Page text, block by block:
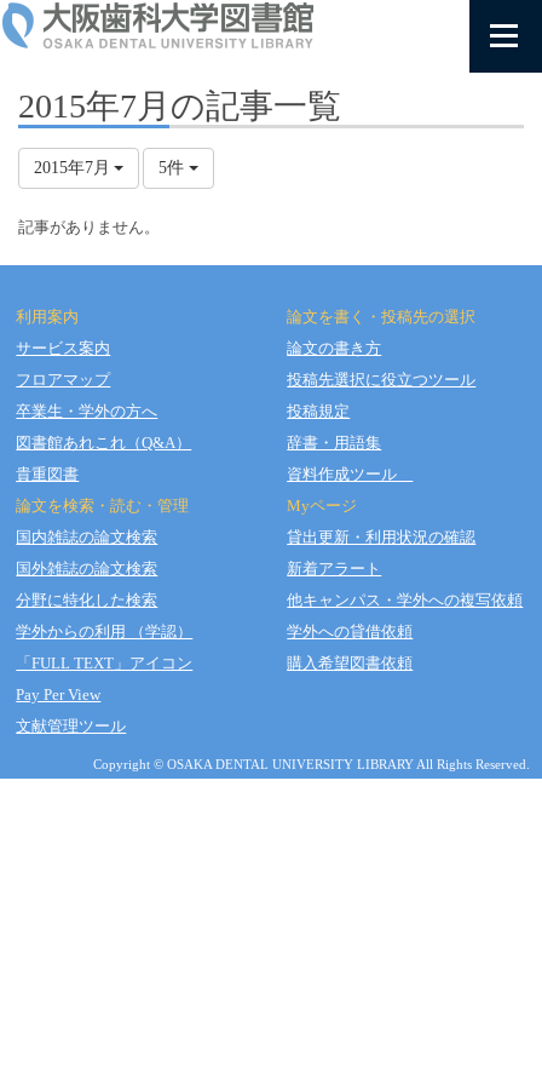
2015年7月の記事一覧
2015年7月 5件
記事がありません。
利用案内
サービス案内
フロアマップ
卒業生・学外の方へ
図書館あれこれ（Q&A）
貴重図書
論文を検索・読む・管理
国内雑誌の論文検索
国外雑誌の論文検索
分野に特化した検索
学外からの利用 （学認）
「FULL TEXT」アイコン
Pay Per View
文献管理ツール
論文を書く・投稿先の選択
論文の書き方
投稿先選択に役立つツール
投稿規定
辞書・用語集
資料作成ツール
Myページ
貸出更新・利用状況の確認
新着アラート
他キャンパス・学外への複写依頼
学外への貸借依頼
購入希望図書依頼
Copyright © OSAKA DENTAL UNIVERSITY LIBRARY All Rights Reserved.
Copyright © OSAKA DENTAL UNIVERSITY LIBRARY All Rights Reserved.